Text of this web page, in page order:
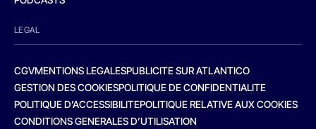
LEGAL
CGVMENTIONS LEGALESPUBLICITE SUR ATLANTICO
GESTION DES COOKIESPOLITIQUE DE CONFIDENTIALITE
POLITIQUE D’ACCESSIBILITEPOLITIQUE RELATIVE AUX COOKIES
CONDITIONS GENERALES D’UTILISATION